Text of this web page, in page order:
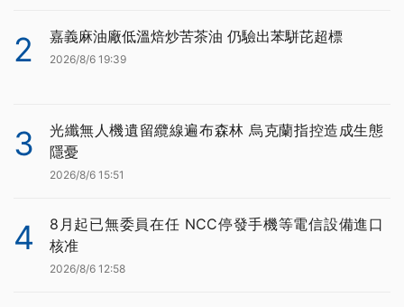
2 嘉義麻油廠低溫焙炒苦茶油 仍驗出苯駢芘超標
2026/8/6 19:39
3
光纖無人機遺留纜線遍布森林 烏克蘭指控造成生態
隱憂
2026/8/6 15:51
4
8月起已無委員在任 NCC停發手機等電信設備進口
核准
2026/8/6 12:58